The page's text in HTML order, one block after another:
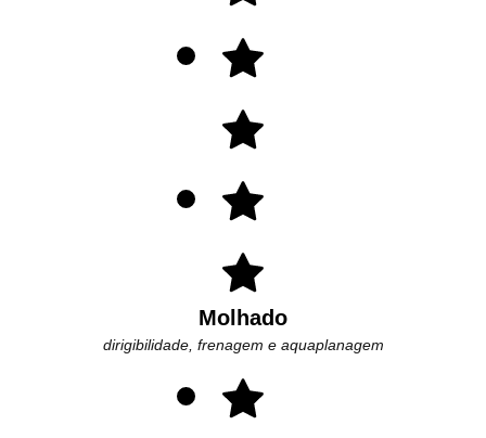
Molhado
dirigibilidade, frenagem e aquaplanagem